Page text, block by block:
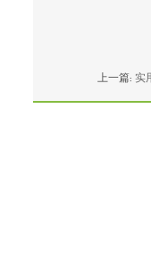
上一篇: 实